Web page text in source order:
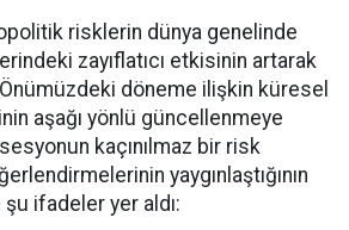
risklerin dünya genelinde
zayıflatıcı etkisinin artarak
döneme ilişkin küresel
aşağı yönlü güncellenmeye
kaçınılmaz bir risk
yaygınlaştığının
ifadeler yer aldı: